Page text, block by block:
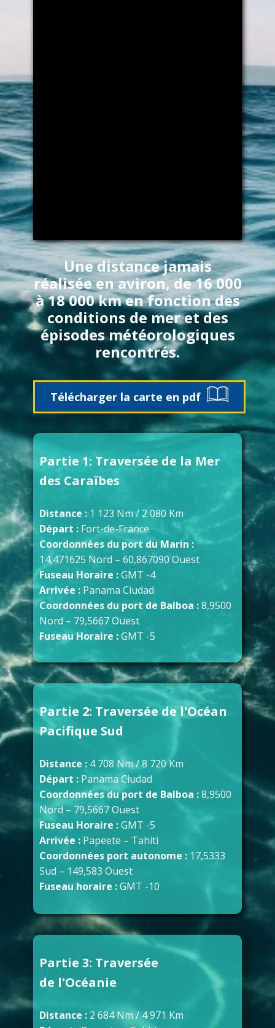
​Une distance jamais
réalisée en aviron, de 16 000
à 18 000 km en fonction des
conditions de mer et des
épisodes météorologiques
rencontrés.
Téléc​harger la carte en pdf
Partie 1: Traversée de la Mer
des Caraïbes
Distance : 1 123 Nm / 2 080 Km
Départ : Fort-de-France
Coordonnées du port du Marin :
14,471625 Nord – 60,867090 Ouest
Fuseau Horaire :GMT -4
Arrivée : Panama Ciudad
Coordonnées du port de Balboa :8,9500
Nord – 79,5667 Ouest
Fuseau Horaire :GMT -5
Partie 2: Traversée de l'Océan
Pacifique Sud
Distance : 4 708 Nm / 8 720 Km
Départ : Panama Ciudad
Coordonnées du port de Balboa :8,9500
Nord – 79,5667 Ouest
Fuseau Horaire :GMT -5
Arrivée : Papeete – Tahiti
Coordonnées port autonome : 17,5333
Sud – 149,583 Ouest
Fuseau horaire :GMT -10
Partie 3: Traversée
de l'Océanie
Distance : 2 684 Nm / 4 971 Km